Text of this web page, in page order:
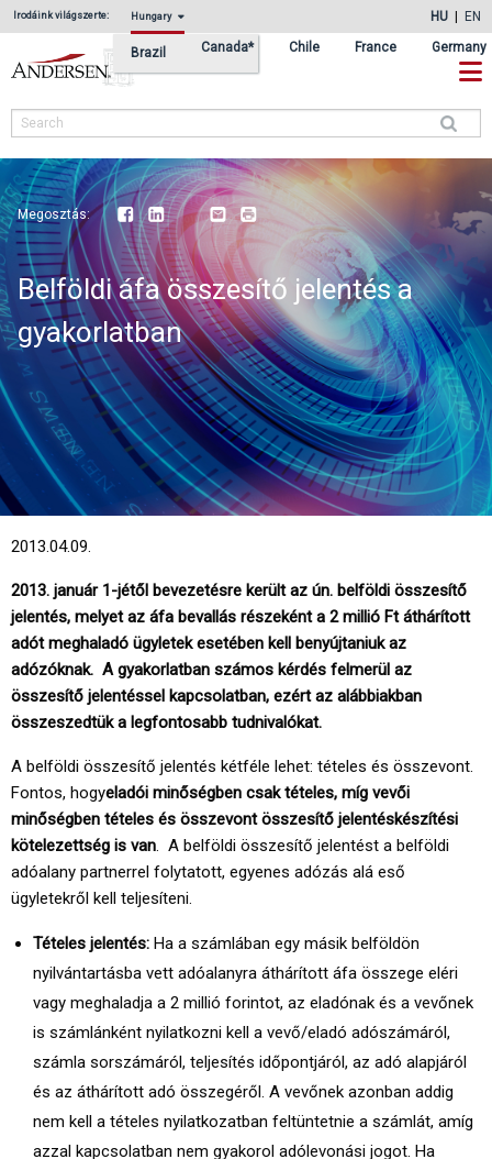
Ugrás
elsődleges
Skip
main
Irodáink világszerte: Hungary
Brazil Canada* Chile France Germany
HU EN
Search
Megosztás: FacebookLinkedInYoutube
Email Print
Belföldi áfa összesítő jelentés a
gyakorlatban
2013.04.09.
2013. január 1-jétől bevezetésre került az ún. belföldi összesítő
jelentés, melyet az áfa bevallás részeként a 2 millió Ft áthárított
adót meghaladó ügyletek esetében kell benyújtaniuk az
adózóknak. A gyakorlatban számos kérdés felmerül az
összesítő jelentéssel kapcsolatban, ezért az alábbiakban
összeszedtük a legfontosabb tudnivalókat.
A belföldi összesítő jelentés kétféle lehet: tételes és összevont.
Fontos, hogyeladói minőségben csak tételes, míg vevői
minőségben tételes és összevont összesítő jelentéskészítési
kötelezettség is van. A belföldi összesítő jelentést a belföldi
adóalany partnerrel folytatott, egyenes adózás alá eső
ügyletekről kell teljesíteni.
Tételes jelentés: Ha a számlában egy másik belföldön
nyilvántartásba vett adóalanyra áthárított áfa összege eléri
vagy meghaladja a 2 millió forintot, az eladónak és a vevőnek
is számlánként nyilatkozni kell a vevő/eladó adószámáról,
számla sorszámáról, teljesítés időpontjáról, az adó alapjáról
és az áthárított adó összegéről. A vevőnek azonban addig
nem kell a tételes nyilatkozatban feltüntetnie a számlát, amíg
azzal kapcsolatban nem gyakorol adólevonási jogot. Ha